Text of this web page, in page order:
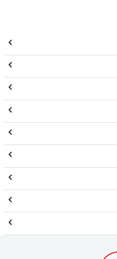








